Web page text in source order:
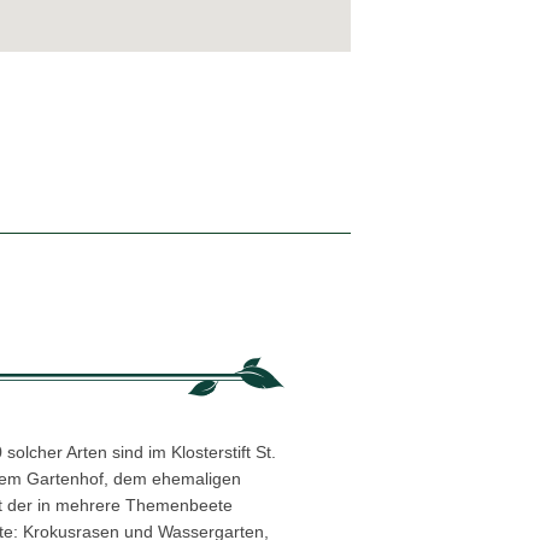
Arten sind im Klosterstift St.
Gartenhof, dem ehemaligen
der in mehrere Themenbeete
Krokusrasen und Wassergarten,